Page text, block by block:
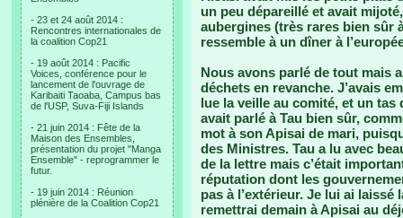
- 23 et 24 août 2014 :
Rencontres internationales de
la coalition Cop21
- 19 août 2014 : Pacific
Voices, conférence pour le
lancement de l'ouvrage de
Karibaiti Taoaba, Campus bas
de l'USP, Suva-Fiji Islands
- 21 juin 2014 : Fête de la
Maison des Ensembles,
présentation du projet "Manga
Ensemble" - reprogrammer le
futur.
- 19 juin 2014 : Réunion
plénière de la Coalition Cop21
un peu dépareillé et avait
aubergines (très rares bien sûr
ressemble à un dîner à
Nous avons parlé de tout mais
déchets en revanche. J’avais
lue la veille au comité, et un tas
avait parlé à Tau bien sûr,
mot à son Apisai de mari,
des Ministres. Tau a lu avec
de la lettre mais c’était
réputation dont les
pas à l’extérieur. Je lui ai
remettrai demain à Apisai au